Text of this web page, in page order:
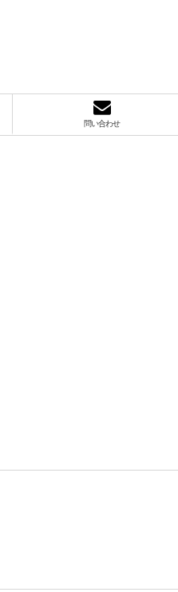
問い合わせ